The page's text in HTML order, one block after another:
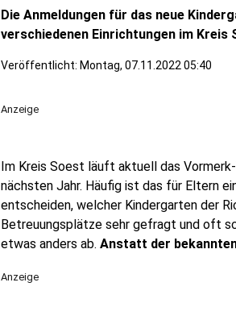
Die Anmeldungen für das neue
verschiedenen Einrichtungen im Kreis
Veröffentlicht: Montag, 07.11.2022 05:40
Anzeige
Im Kreis Soest läuft aktuell das
nächsten Jahr. Häufig ist das für Eltern
entscheiden, welcher Kindergarten der
Betreuungsplätze sehr gefragt und oft
etwas anders ab. Anstatt der
Anzeige